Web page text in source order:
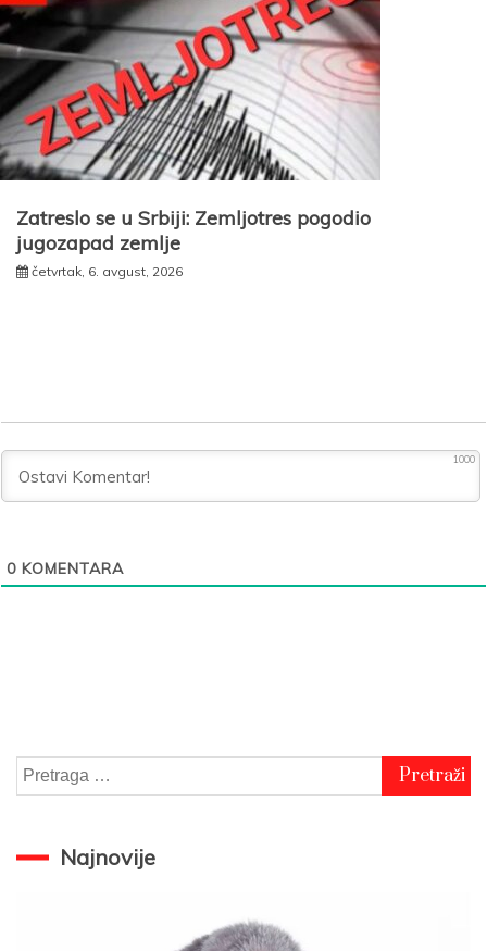
Zatreslo se u Srbiji: Zemljotres pogodio
jugozapad zemlje
četvrtak, 6. avgust, 2026
1000
0 KOMENTARA
Pretraga
za:
Najnovije